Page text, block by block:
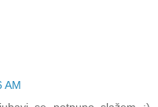
AM